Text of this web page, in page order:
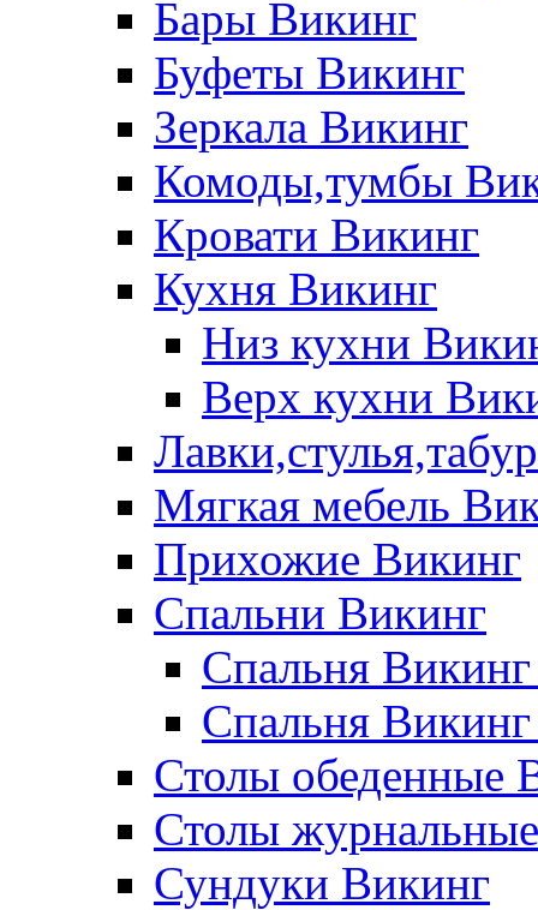
Бары Викинг
Буфеты Викинг
Зеркала Викинг
Комоды,тумбы
Кровати Викинг
Кухня Викинг
Низ кухни
Верх кухни
Мягкая мебель
Прихожие Викинг
Спальни Викинг
Спальня
Спальня
Столы обеденные
Столы
Сундуки Викинг